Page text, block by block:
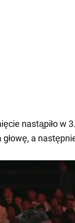
nastąpiło w
a